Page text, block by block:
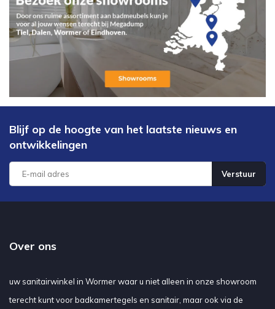
Blijf op de hoogte van het laatste nieuws en
ontwikkelingen
Verstuur
Over ons
uw sanitairwinkel in Wormer waar u niet alleen in onze showroom
terecht kunt voor badkamertegels en sanitair, maar ook via de